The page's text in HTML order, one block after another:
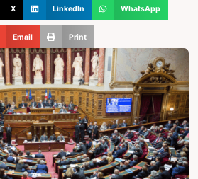
X LinkedIn WhatsApp
Email Print